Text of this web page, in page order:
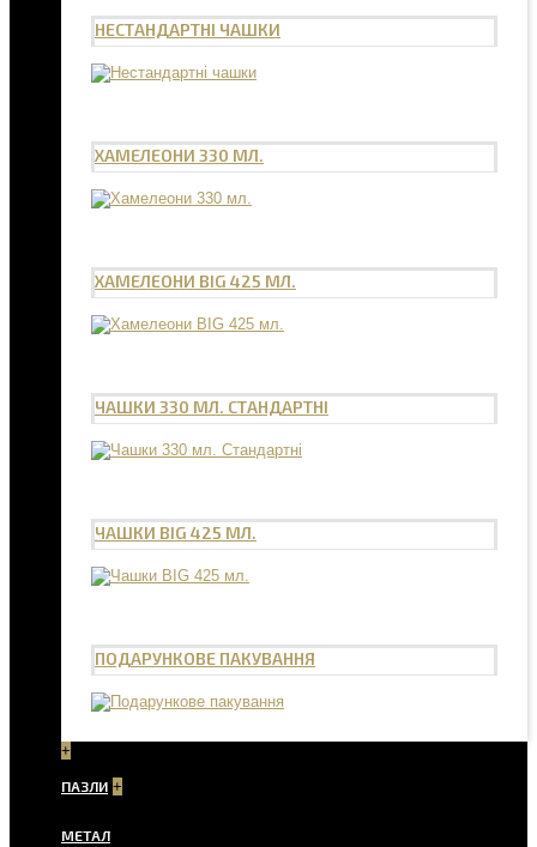
НЕСТАНДАРТНІ ЧАШКИ
ХАМЕЛЕОНИ 330 МЛ.
ХАМЕЛЕОНИ BIG 425 МЛ.
ЧАШКИ 330 МЛ. СТАНДАРТНІ
ЧАШКИ BIG 425 МЛ.
ПОДАРУНКОВЕ ПАКУВАННЯ
+
ПАЗЛИ +
МЕТАЛ